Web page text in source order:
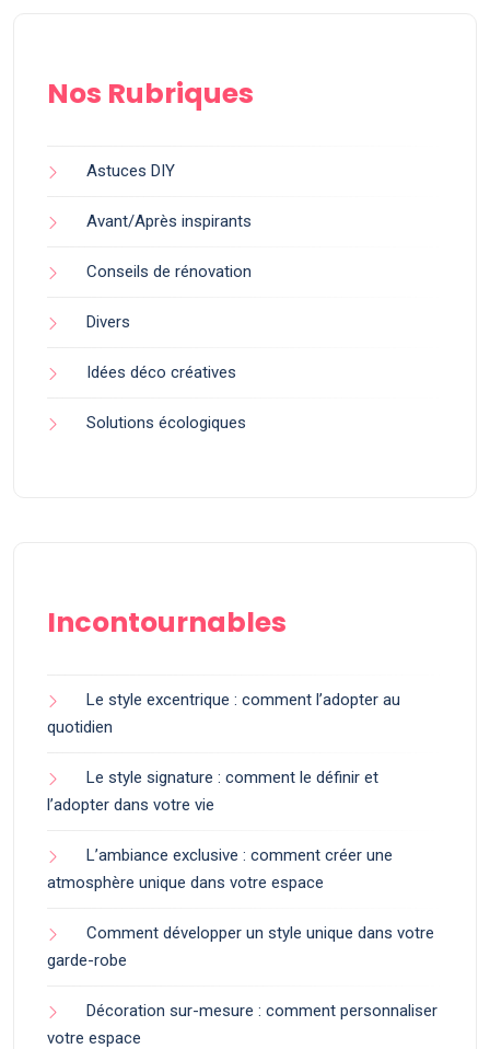
Nos Rubriques
Astuces DIY
Avant/Après inspirants
Conseils de rénovation
Divers
Idées déco créatives
Solutions écologiques
Incontournables
Le style excentrique : comment l’adopter au
quotidien
Le style signature : comment le définir et
l’adopter dans votre vie
L’ambiance exclusive : comment créer une
atmosphère unique dans votre espace
Comment développer un style unique dans votre
garde-robe
Décoration sur-mesure : comment personnaliser
votre espace